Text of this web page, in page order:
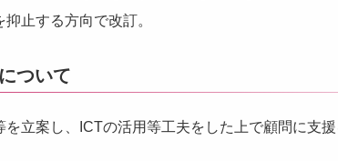
止する方向で改訂。
ついて
を立案し、ICTの活用等工夫をした上で顧問に支